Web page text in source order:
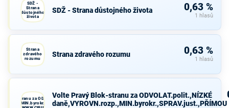
SDŽ -
Strana
důstojného
života
SDŽ - Strana důstojného života 0,63 %
1 hlasů
Strana
zdravého
rozumu
Strana zdravého rozumu 0,63 %
1 hlasů
Blok-stranu za ODVOLAT.polit.,NÍZKÉVolte Pravý Blok-stranu za ODVOLAT.polit.,NÍZKÉ
daně,VYROVN.rozp.,MIN.byrokr.,SPRAV.just.,PŘÍMOU